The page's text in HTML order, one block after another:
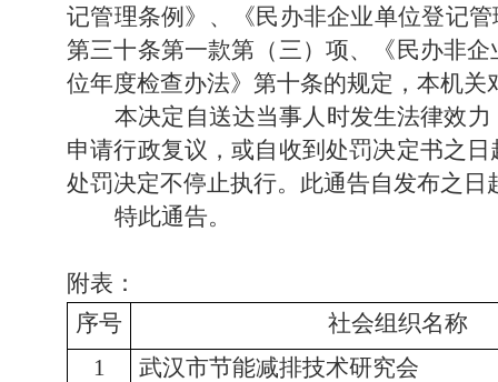
记管理条例》、《民办非企业单位登记
第三十条第一款第（三）项、《民办非
位年度检查办法》第十条的规定，本机
本决定自送达当事人时发生法律效
申请行政复议，或自收到处罚决定书之
处罚决定不停止执行。此通告自发布之
特此通告。
附表：
序号
社会组织名称
1
武汉市节能减排技术研究会